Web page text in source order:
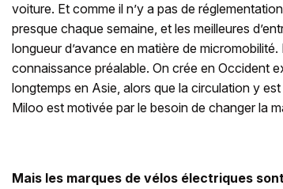
voiture. Et comme il n’y a pas de
presque chaque semaine, et les meilleures
longueur d’avance en matière de
connaissance préalable. On crée en Occident
longtemps en Asie, alors que la circulation y
Miloo est motivée par le besoin de changer la
Mais les marques de vélos électriques